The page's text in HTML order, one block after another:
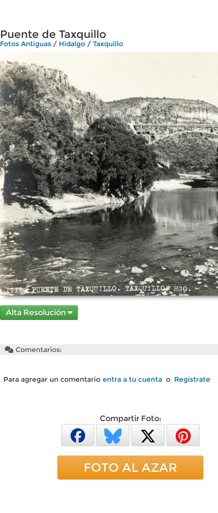
Puente de Taxquillo
Fotos Antiguas / Hidalgo / Taxquillo
Alta Resolución
Comentarios:
Para agregar un comentario entra a tu cuenta o Regístrate
Compartir Foto:
FOTO AL AZAR